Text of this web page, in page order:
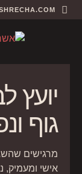
יועץ
גוף
מרגישים
אישי ומעמיק,